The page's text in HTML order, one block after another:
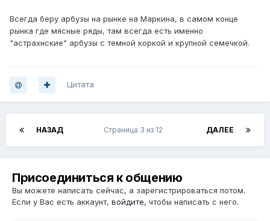
Всегда беру арбузы на рынке на Маркина, в самом конце
рынка где мясные ряды, там всегда есть именно
"астрахнские" арбузы с темной коркой и крупной семечкой.
Цитата
НАЗАД ДАЛЕЕ
Страница 3 из 12
Присоединиться к общению
Вы можете написать сейчас, а зарегистрироваться потом.
Если у Вас есть аккаунт, войдите, чтобы написать с него.